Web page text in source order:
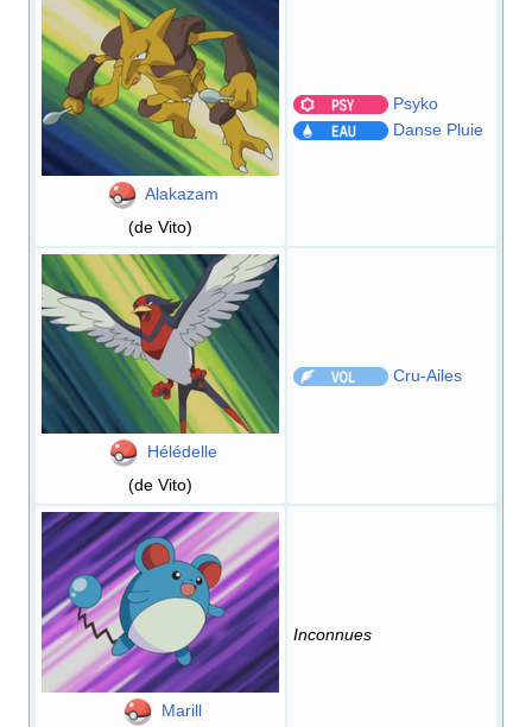
Alakazam
(de Vito)
Psyko
Danse Pluie
Hélédelle
(de Vito)
Cru-Ailes
Marill
Inconnues